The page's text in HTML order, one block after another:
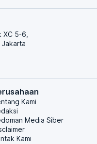
XC 5-6,
Jakarta
Kami
Media Siber
Kami